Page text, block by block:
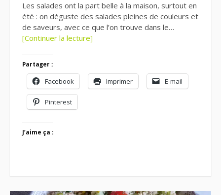
Les salades ont la part belle à la maison, surtout en
été : on déguste des salades pleines de couleurs et
de saveurs, avec ce que l’on trouve dans le…
[Continuer la lecture]
Partager :
Facebook Imprimer E-mail
Pinterest
J’aime ça :